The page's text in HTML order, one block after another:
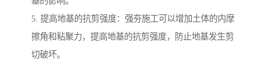
5. 提高地基的抗剪强度：强夯施工可以增加土体的内摩
擦角和粘聚力，提高地基的抗剪强度，防止地基发生剪
切破坏。